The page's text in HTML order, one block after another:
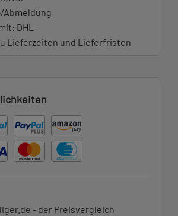
DHL
Lieferzeiten und Lieferfristen